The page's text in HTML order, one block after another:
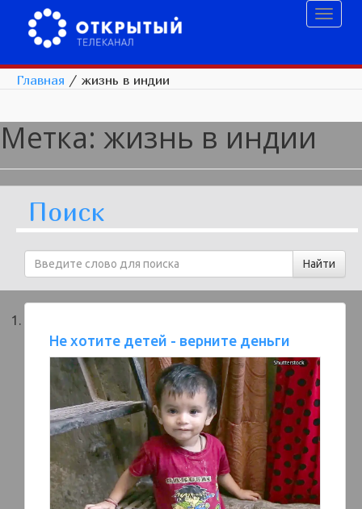
Главная / жизнь в индии
Метка: жизнь в индии
Поиск
Не хотите детей - верните деньги